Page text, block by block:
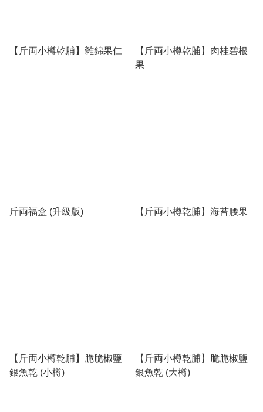
【斤両小樽乾脯】雜錦果仁
【斤両小樽乾脯】肉桂碧根
果
斤両福盒 (升級版) 【斤両小樽乾脯】海苔腰果
【斤両小樽乾脯】脆脆椒鹽
銀魚乾 (小樽)
【斤両小樽乾脯】脆脆椒鹽
銀魚乾 (大樽)